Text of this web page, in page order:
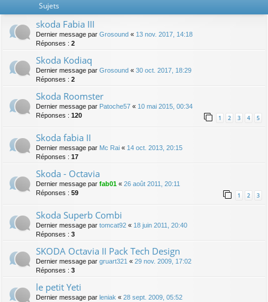
Sujets
skoda Fabia III
Dernier message par Grosound « 13 nov. 2017, 14:18
Réponses : 2
Skoda Kodiaq
Dernier message par Grosound « 30 oct. 2017, 18:29
Réponses : 2
Skoda Roomster
Dernier message par Patoche57 « 10 mai 2015, 00:34
Réponses : 120 1 2 3 4 5
Skoda fabia II
Dernier message par Mc Rai « 14 oct. 2013, 20:15
Réponses : 17
Skoda - Octavia
Dernier message par fab01 « 26 août 2011, 20:11
Réponses : 59 1 2 3
Skoda Superb Combi
Dernier message par tomcat92 « 18 juin 2011, 20:40
Réponses : 3
SKODA Octavia II Pack Tech Design
Dernier message par gruart321 « 29 nov. 2009, 17:02
Réponses : 3
le petit Yeti
Dernier message par leniak « 28 sept. 2009, 05:52